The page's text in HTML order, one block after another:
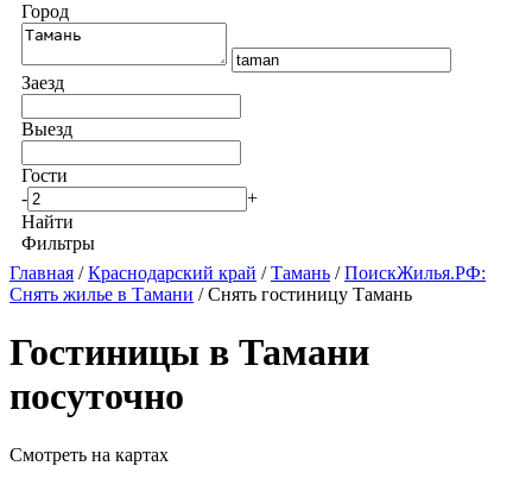
Город
Заезд
Выезд
Гости
-
+
Найти
Фильтры
Главная /Краснодарский край /Тамань /ПоискЖилья.РФ:
Снять жилье в Тамани / Снять гостиницу Тамань
Гостиницы в Тамани
посуточно
Смотреть на картах